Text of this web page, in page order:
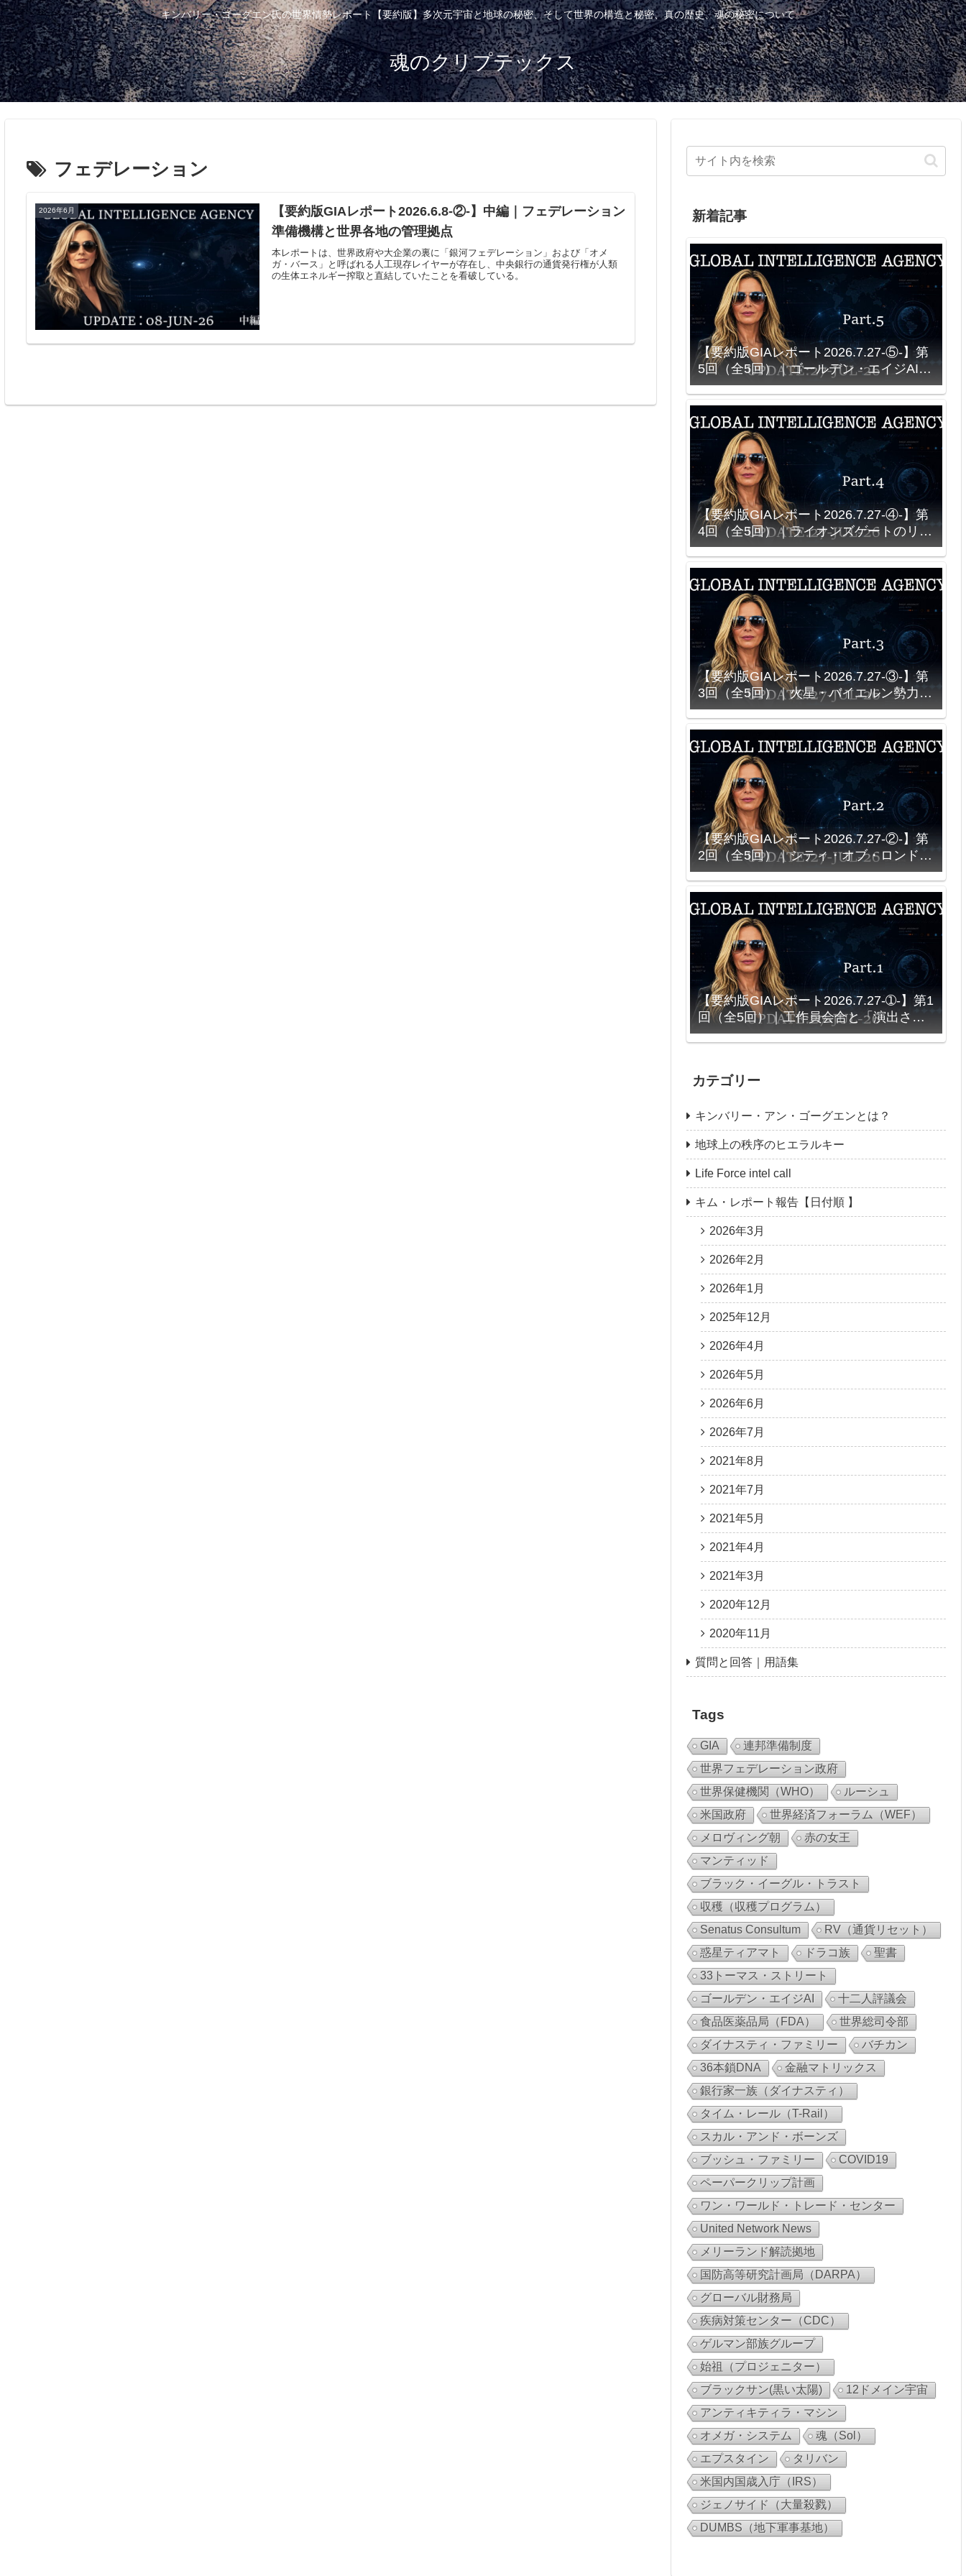
キンバリー・ゴーグエン氏の世界情勢レポート【要約版】多次元宇宙と地球の秘密、そして世界の構造と秘密、真の歴史、魂の秘密について。
魂のクリプテックス
フェデレーション
2026年6月
【要約版GIAレポート2026.6.8-②-】中編｜フェデレーション
準備機構と世界各地の管理拠点
本レポートは、世界政府や大企業の裏に「銀河フェデレーション」および「オメ
ガ・バース」と呼ばれる人工現存レイヤーが存在し、中央銀行の通貨発行権が人類
の生体エネルギー搾取と直結していたことを看破している。
新着記事
【要約版GIAレポート2026.7.27-⑤-】第
5回（全5回）｜ゴールデン・エイジAIと
ソース接続型シミュレーション｜NASA
創設契約をめぐる説明
【要約版GIAレポート2026.7.27-④-】第
4回（全5回）｜ライオンズゲートのリセ
ット計画とニュー・アース・カウンシル
【要約版GIAレポート2026.7.27-③-】第
3回（全5回）｜火星・バイエルン勢力
と、ソースを再現しようとする科学
【要約版GIAレポート2026.7.27-②-】第
2回（全5回）｜シティ・オブ・ロンド
ン、Bank of America、そして「王族」
【要約版GIAレポート2026.7.27-➀-】第1
回（全5回）｜工作員会合と「演出され
る対立」
カテゴリー
キンバリー・アン・ゴーグエンとは？
地球上の秩序のヒエラルキー
Life Force intel call
キム・レポート報告【日付順 】
2026年3月
2026年2月
2026年1月
2025年12月
2026年4月
2026年5月
2026年6月
2026年7月
2021年8月
2021年7月
2021年5月
2021年4月
2021年3月
2020年12月
2020年11月
質問と回答｜用語集
Tags
GIA
連邦準備制度
世界フェデレーション政府
世界保健機関（WHO）
ルーシュ
米国政府
世界経済フォーラム（WEF）
メロヴィング朝
赤の女王
マンティッド
ブラック・イーグル・トラスト
収穫（収穫プログラム）
Senatus Consultum
RV（通貨リセット）
惑星ティアマト
ドラコ族
聖書
33トーマス・ストリート
ゴールデン・エイジAI
十二人評議会
食品医薬品局（FDA）
世界総司令部
ダイナスティ・ファミリー
バチカン
36本鎖DNA
金融マトリックス
銀行家一族（ダイナスティ）
タイム・レール（T-Rail）
スカル・アンド・ボーンズ
ブッシュ・ファミリー
COVID19
ペーパークリップ計画
ワン・ワールド・トレード・センター
United Network News
メリーランド解読拠地
国防高等研究計画局（DARPA）
グローバル財務局
疾病対策センター（CDC）
ゲルマン部族グループ
始祖（プロジェニター）
ブラックサン(黒い太陽)
12ドメイン宇宙
アンティキティラ・マシン
オメガ・システム
魂（Sol）
エプスタイン
タリバン
米国内国歳入庁（IRS）
ジェノサイド（大量殺戮）
DUMBS（地下軍事基地）